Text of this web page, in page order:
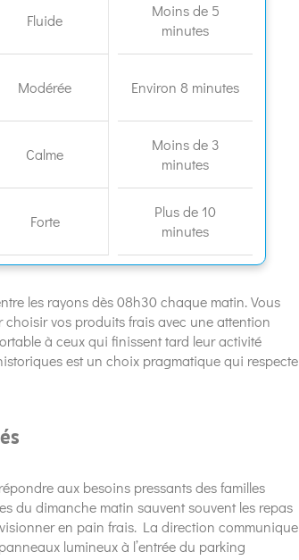
Fluide
Moins de 5
minutes
Modérée Environ 8 minutes
Calme
Moins de 3
minutes
Forte
Plus de 10
minutes
les rayons dès 08h30 chaque matin. Vous
vos produits frais avec une attention
à ceux qui finissent tard leur activité
est un choix pragmatique qui respecte
aux besoins pressants des familles
du dimanche matin sauvent souvent les repas
en pain frais. La direction communique
lumineux à l’entrée du parking